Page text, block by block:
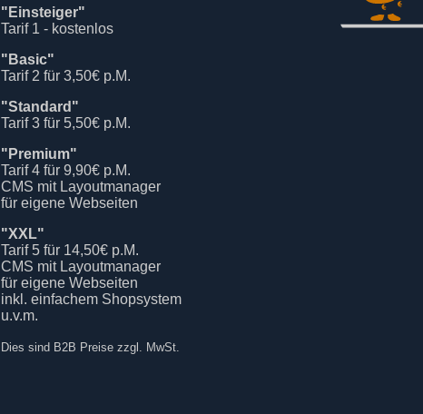
"Einsteiger"
Tarif 1 - kostenlos
"Basic"
Tarif 2 für 3,50€ p.M.
"Standard"
Tarif 3 für 5,50€ p.M.
"Premium"
Tarif 4 für 9,90€ p.M.
CMS mit Layoutmanager
für eigene Webseiten
"XXL"
Tarif 5 für 14,50€ p.M.
CMS mit Layoutmanager
für eigene Webseiten
inkl. einfachem Shopsystem
u.v.m.
Dies sind B2B Preise zzgl. MwSt.